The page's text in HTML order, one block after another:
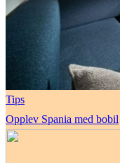
Tips
Opplev Spania med bobil